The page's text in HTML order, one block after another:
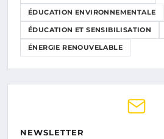
ÉDUCATION ENVIRONNEMENTALE
ÉDUCATION ET SENSIBILISATION
ÉNERGIE RENOUVELABLE
NEWSLETTER